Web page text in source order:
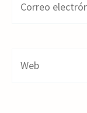
electrónico*